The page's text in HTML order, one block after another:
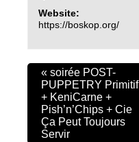
Website:
https://boskop.org/
« soirée POST-
PUPPETRY Primitif
+ KeniCarne +
Pish’n’Chips + Cie
Ça Peut Toujours
Servir